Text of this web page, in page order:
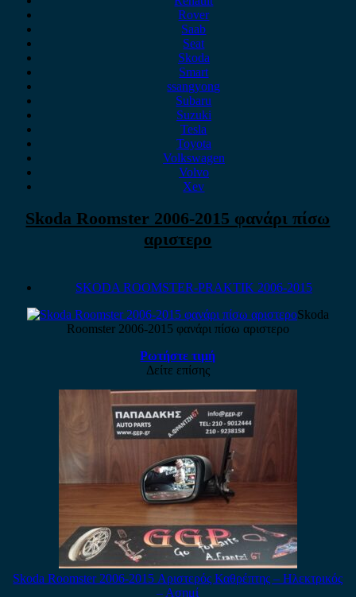
Rover
Saab
Seat
Skoda
Smart
ssangyong
Subaru
Suzuki
Tesla
Toyota
Volkswagen
Volvo
Xev
Skoda Roomster 2006-2015 φανάρι πίσω
αριστερο
SKODA ROOMSTER-PRAKTIK 2006-2015
Skoda
Roomster 2006-2015 φανάρι πίσω αριστερο
Ρωτήστε τιμή
Δείτε επίσης
Skoda Roomster 2006-2015 Αριστερός Καθρέπτης – Ηλεκτρικός
– Ασημί